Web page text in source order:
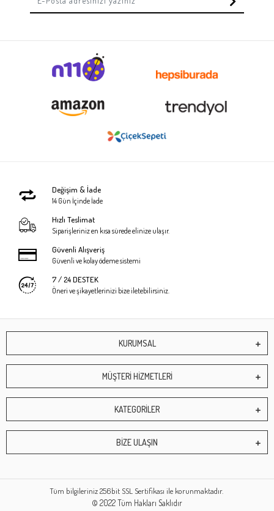
Değişim & İade
14 Gün İçinde İade
Hızlı Teslimat
Siparişleriniz en kısa sürede elinize ulaşır.
Güvenli Alışveriş
Güvenli ve kolay ödeme sistemi
7 / 24 DESTEK
Öneri ve şikayetlerinizi bize iletebilirsiniz.
KURUMSAL
MÜŞTERİ HİZMETLERİ
KATEGORİLER
BİZE ULAŞIN
Tüm bilgileriniz 256bit SSL Sertifikası ile korunmaktadır.
© 2022Tüm Hakları Saklıdır